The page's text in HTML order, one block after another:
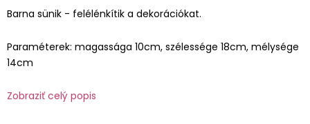
Barna sünik - felélénkítik a dekorációkat.
Paraméterek: magassága 10cm, szélessége 18cm, mélysége
14cm
Zobraziť celý popis